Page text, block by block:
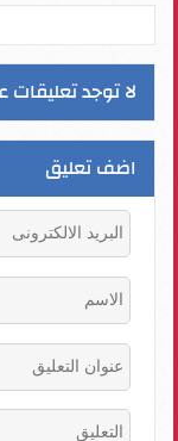
لا توجد تعليقات
اضف تعليق